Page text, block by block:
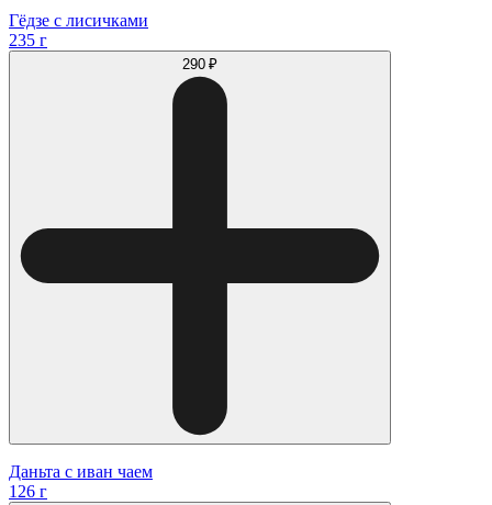
Гёдзе с лисичками
235 г
290 ₽
Даньта с иван чаем
126 г